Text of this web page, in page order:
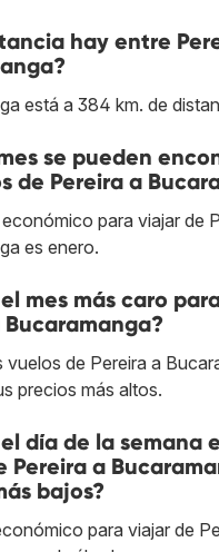
hay entre
está a 384 km. de
se pueden
de Pereira a
económico para viajar de
es enero.
mes más caro
Bucaramanga?
vuelos de Pereira a
precios más altos.
día de la semana
Pereira a
bajos?
para viajar de